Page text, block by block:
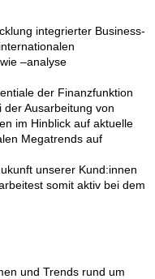
integrierter Business-
–analyse
der Finanzfunktion
Ausarbeitung von
im Hinblick auf aktuelle
Megatrends auf
unserer Kund:innen
somit aktiv bei dem
und Trends rund um